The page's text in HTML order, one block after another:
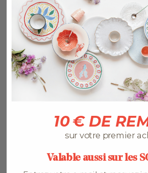
10 € DE
sur votre premier
Valable aussi sur les